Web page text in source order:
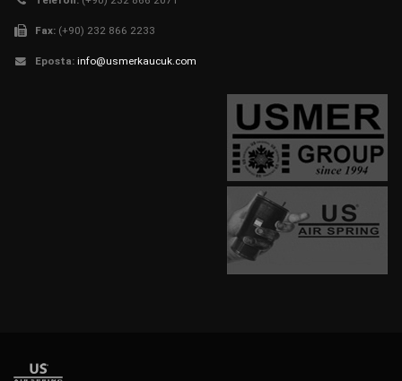
Fax: (+90) 232 866 2233
Eposta: info@usmerkaucuk.com